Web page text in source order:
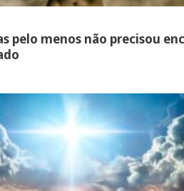
pelo menos não precisou